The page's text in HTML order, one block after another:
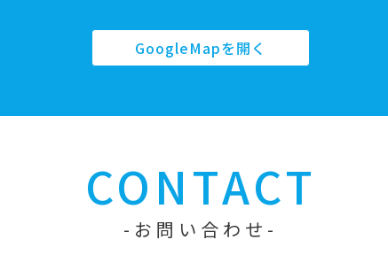
GoogleMapを開く
CONTACT
お問い合わせ